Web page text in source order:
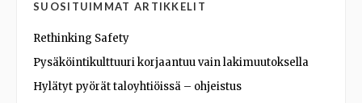
SUOSITUIMMAT ARTIKKELIT
Rethinking Safety
Pysäköintikulttuuri korjaantuu vain lakimuutoksella
Hylätyt pyörät taloyhtiöissä – ohjeistus